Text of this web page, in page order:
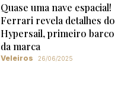
Quase uma nave espacial!
Ferrari revela detalhes do
Hypersail, primeiro barco
da marca
Veleiros 26/06/2025